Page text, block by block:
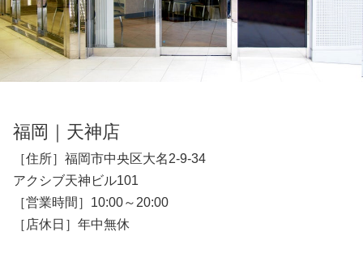
福岡｜天神店
［住所］福岡市中央区大名2-9-34
アクシブ天神ビル101
［営業時間］10:00～20:00
［店休日］年中無休